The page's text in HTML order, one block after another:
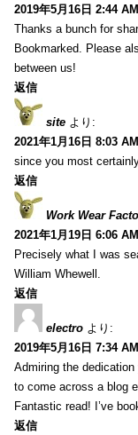
2019年5月16日 2:44 AM
Thanks a bunch for
Bookmarked. Please
between us!
返信
site より:
2021年1月16日 8:03 AM
since you most
返信
Work Wear
2021年1月19日 6:06 AM
Precisely what I was
William Whewell.
返信
electro より:
2019年5月16日 7:34 AM
Admiring the
to come across a blog
Fantastic read! I’ve
返信